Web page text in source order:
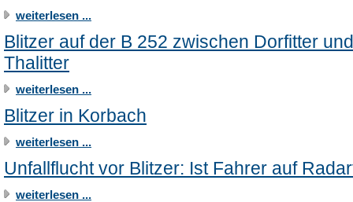
weiterlesen ...
Blitzer auf der B 252 zwischen Dorfitter und
Thalitter
weiterlesen ...
Blitzer in Korbach
weiterlesen ...
Unfallflucht vor Blitzer: Ist Fahrer auf
weiterlesen ...